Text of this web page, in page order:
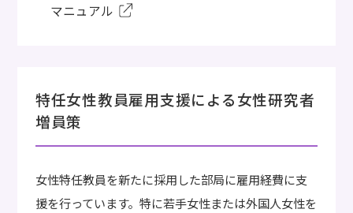
マニュアル
特任女性教員雇用支援による女性研究者
増員策
女性特任教員を新たに採用した部局に雇用経費に支
援を行っています。特に若手女性または外国人女性を